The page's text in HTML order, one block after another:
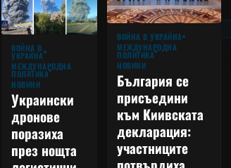
ВОЙНА В
УКРАЙНА
МЕЖДУНАРОДНА
ПОЛИТИКА
НОВИНИ
Украински
дронове
поразиха
през нощта
ВОЙНА В УКРАЙНА
МЕЖДУНАРОДНА
ПОЛИТИКА
НОВИНИ
България се
присъедини
към Киивската
декларация:
участниците